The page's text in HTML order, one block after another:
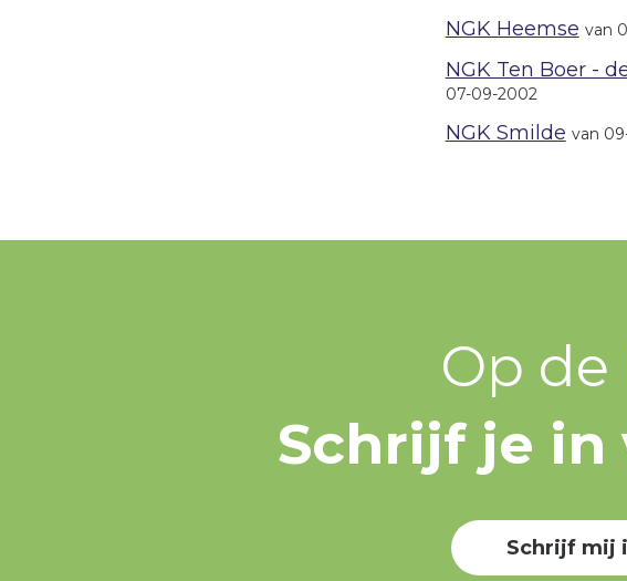
NGK Heemse van
NGK Ten Boer -
07-09-2002
NGK Smilde van
Op
Schrijf je
Schrijf mij